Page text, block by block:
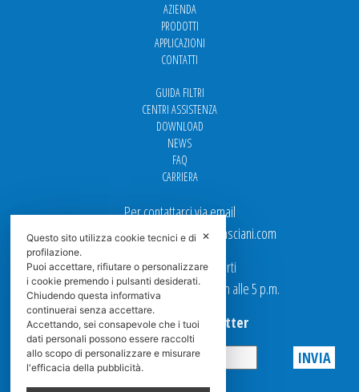
AZIENDA
PRODOTTI
APPLICAZIONI
CONTATTI
GUIDA FILTRI
CENTRI ASSISTENZA
DOWNLOAD
NEWS
FAQ
CARRIERA
Per contattarci via email
Ufficio Vendite: italy.sales@spasciani.com
I nostri uffici sono aperti
dal Lunedi al Venerdi dalle 9 a.m alle 5 p.m.
Iscriviti alla Newsletter
Privacy
✕
Questo sito utilizza cookie tecnici e di
profilazione.
Puoi accettare, rifiutare o personalizzare
i cookie premendo i pulsanti desiderati.
Chiudendo questa informativa
continuerai senza accettare.
Accettando, sei consapevole che i tuoi
dati personali possono essere raccolti
allo scopo di personalizzare e misurare
l'efficacia della pubblicità.